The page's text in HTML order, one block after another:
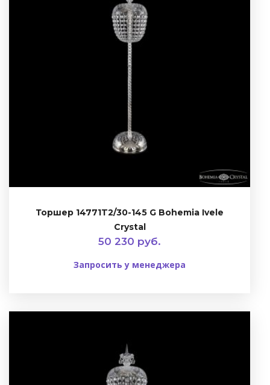
Торшер 14771T2/30-145 G Bohemia Ivele
Crystal
50 230 руб.
Запросить у менеджера